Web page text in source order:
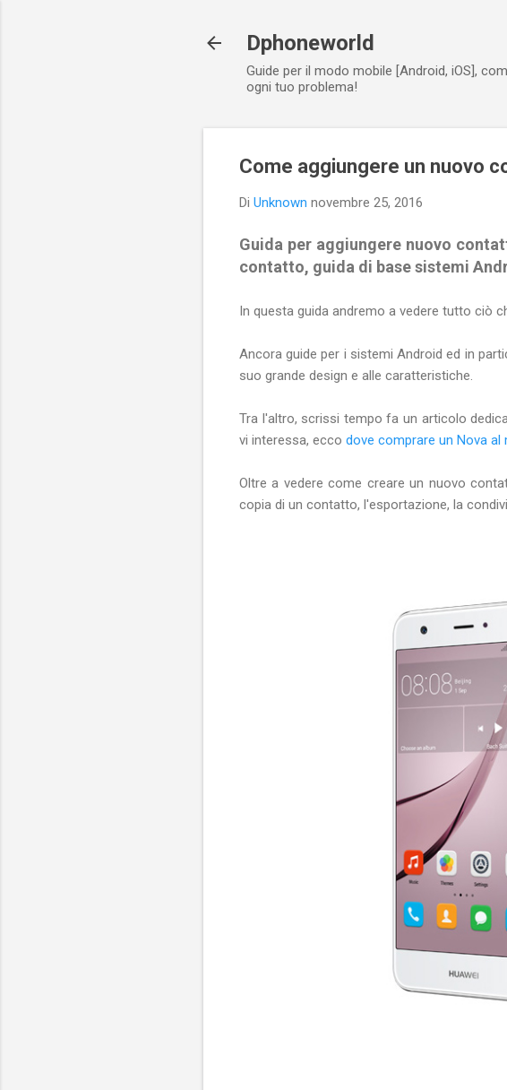
Dphoneworld
Guide per il modo mobile [Android, iOS],
ogni tuo problema!
Come aggiungere un nuovo
Di Unknown novembre 25, 2016
Guida per aggiungere nuovo
contatto, guida di base sistemi
In questa guida andremo a vedere tutto ciò
Ancora guide per i sistemi Android ed in
suo grande design e alle caratteristiche.
Tra l'altro, scrissi tempo fa un articolo
vi interessa, ecco dove comprare un Nova al
Oltre a vedere come creare un nuovo
copia di un contatto, l'esportazione, la